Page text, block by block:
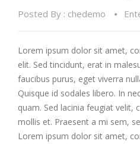
Posted By : chedemo
Lorem ipsum dolor sit amet,
elit. Sed tincidunt, erat in
faucibus purus, eget viverra
Quisque id sodales libero. In
quam. Sed lacinia feugiat velit,
mollis et. Praesent a mi sem,
Lorem ipsum dolor sit amet,